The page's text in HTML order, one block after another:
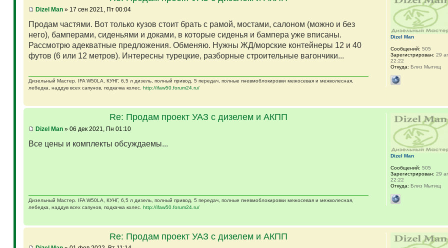
Dizel Man» 17 сен 2021, Пт 00:04
Продам частями. Вот только кузов стоит брать с рамой, мостами, салоном (можно и без
него), бамперами, сиденьями и доками, в которые сиденья и бампера уже вписаны.
Рассмотрю адекватные предложения. Обменяю. Нужны ЖД/морские контейнеры 12 и 40
футов (6 или 12 метров). Интересны турецкие, разборные строительные вагончики...
Дизельный Мастер. IFA W50LA, КУНГ, 6,5 л дизель, полный привод, 5 передач, полные пневмоблокировки межосевая и межколесная,
лебедка, наддув всех сапунов, подкачка колес. http://ifaw50.forum24.ru/
Dizel Man
Сообщений: 505
Зарегистрирован: 29
22:22
Откуда: Близ Мытищ
Re: Продам проект УАЗ с дизелем и АКПП
Dizel Man» 06 дек 2021, Пн 01:10
Все цены и комплекты обсуждаемы...
Дизельный Мастер. IFA W50LA, КУНГ, 6,5 л дизель, полный привод, 5 передач, полные пневмоблокировки межосевая и межколесная,
лебедка, наддув всех сапунов, подкачка колес. http://ifaw50.forum24.ru/
Dizel Man
Сообщений: 505
Зарегистрирован: 29
22:22
Откуда: Близ Мытищ
Re: Продам проект УАЗ с дизелем и АКПП